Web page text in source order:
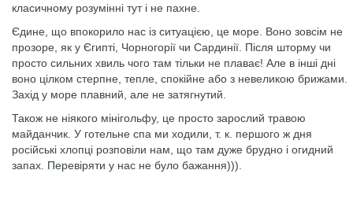
класичному розумінні тут і не пахне.
Єдине, що впокорило нас із ситуацією, це море. Воно зовсім не
прозоре, як у Єгипті, Чорногорії чи Сардинії. Після шторму чи
просто сильних хвиль чого там тільки не плаває! Але в інші дні
воно цілком стерпне, тепле, спокійне або з невеликою брижами.
Захід у море плавний, але не затягнутий.
Також не ніякого мінігольфу, це просто зарослий травою
майданчик. У готельне спа ми ходили, т. к. першого ж дня
російські хлопці розповіли нам, що там дуже брудно і огидний
запах. Перевіряти у нас не було бажання))).